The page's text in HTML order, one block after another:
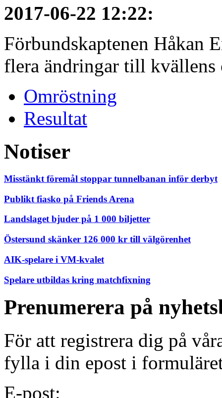
2017-06-22 12:22:
Förbundskaptenen Håkan
flera ändringar till kvällens
Omröstning
Resultat
Notiser
Misstänkt föremål stoppar tunnelbanan inför derbyt
Publikt fiasko på Friends Arena
Landslaget bjuder på 1 000 biljetter
Östersund skänker 126 000 kr till välgörenhet
AIK-spelare i VM-kvalet
Spelare utbildas kring matchfixning
Prenumerera på
För att registrera dig på
fylla i din epost i
E-post: